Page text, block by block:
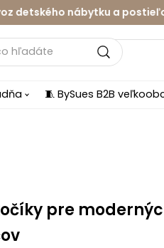
nábytku a postieľok v
🧵 BySues B2B
pre